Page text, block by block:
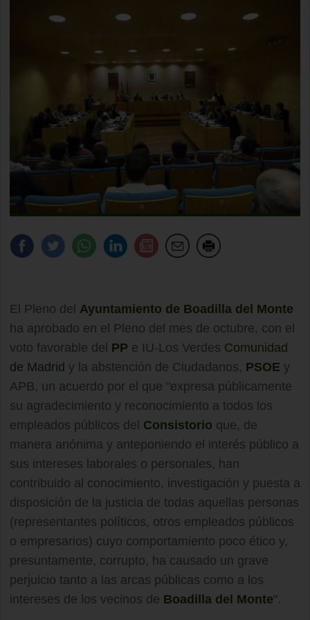
El Pleno del Ayuntamiento de Boadilla del Monte
ha aprobado en el Pleno del mes de octubre, con el
voto favorable del PP e IU-Los Verdes Comunidad
de Madrid y la abstención de Ciudadanos, PSOE y
APB, un acuerdo por el que "expresa públicamente
su agradecimiento y reconocimiento a todos los
empleados públicos del Consistorio que, de
manera anónima y anteponiendo el interés público a
sus intereses laborales o personales, han
contribuido al conocimiento, investigación y puesta a
disposición de la justicia de todas aquellas personas
(representantes políticos, otros empleados públicos
o empresarios) cuyo comportamiento poco ético y,
presuntamente, corrupto, ha causado un grave
perjuicio tanto a las arcas públicas como a los
intereses de los vecinos de Boadilla del Monte".